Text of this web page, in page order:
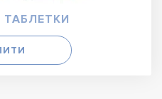
ТАБЛЕТКИ